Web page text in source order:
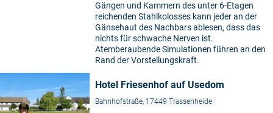
Gängen und Kammern des unter 6-Etagen
reichenden Stahlkolosses kann jeder an der
Gänsehaut des Nachbars ablesen, dass das
nichts für schwache Nerven ist.
Atemberaubende Simulationen führen an den
Rand der Vorstellungskraft.
Hotel Friesenhof auf Usedom
Bahnhofstraße, 17449 Trassenheide